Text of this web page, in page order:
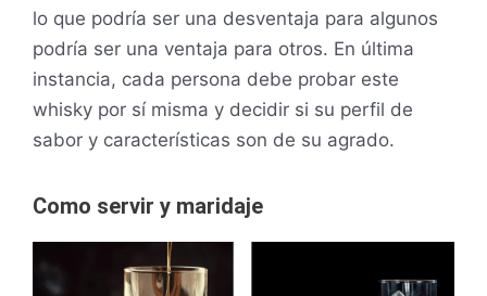
lo que podría ser una desventaja para algunos
podría ser una ventaja para otros. En última
instancia, cada persona debe probar este
whisky por sí misma y decidir si su perfil de
sabor y características son de su agrado.
Como servir y maridaje